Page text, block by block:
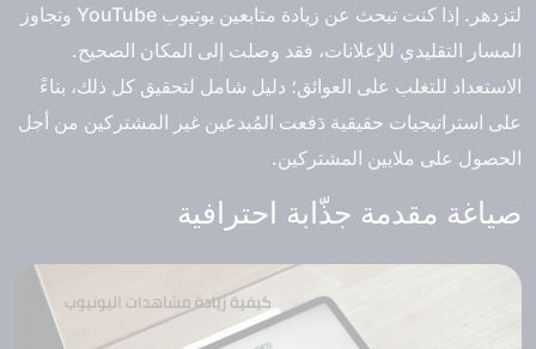
لتزدهر. إذا كنت تبحث عن زيادة متابعين يوتيوب YouTube وتجاوز
المسار التقليدي للإعلانات، فقد وصلت إلى المكان الصحيح.
الاستعداد للتغلب على العوائق؛ دليل شامل لتحقيق كل ذلك، بناءً
على استراتيجيات حقيقية دَفعت المُبدعين غير المشتركين من أجل
الحصول على ملايين المشتركين.
صياغة مقدمة جذّابة احترافية